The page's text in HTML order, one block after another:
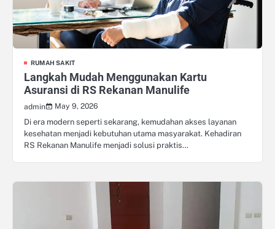
RUMAH SAKIT
Langkah Mudah Menggunakan Kartu
Asuransi di RS Rekanan Manulife
admin
May 9, 2026
Di era modern seperti sekarang, kemudahan akses layanan
kesehatan menjadi kebutuhan utama masyarakat. Kehadiran
RS Rekanan Manulife menjadi solusi praktis…